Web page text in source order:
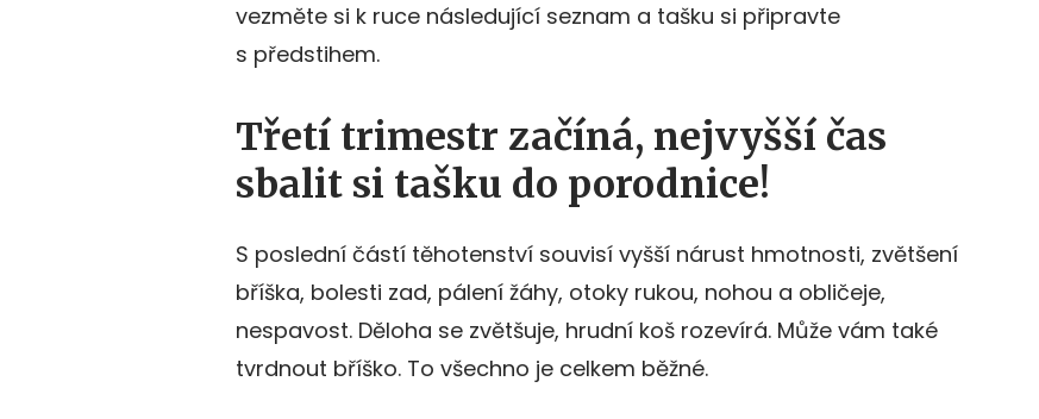
vezměte si k ruce následující seznam a tašku si připravte
s předstihem.
Třetí trimestr začíná, nejvyšší čas
sbalit si tašku do porodnice!
S poslední částí těhotenství souvisí vyšší nárust hmotnosti, zvětšení
bříška, bolesti zad, pálení žáhy, otoky rukou, nohou a obličeje,
nespavost. Děloha se zvětšuje, hrudní koš rozevírá. Může vám také
tvrdnout bříško. To všechno je celkem běžné.